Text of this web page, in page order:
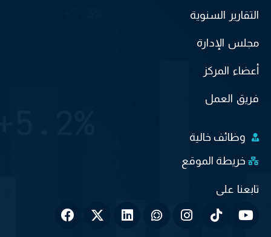
التقارير السنوية
مجلس الإدارة
أعضاء المركز
فريق العمل
وظائف خالية
خريطة الموقع